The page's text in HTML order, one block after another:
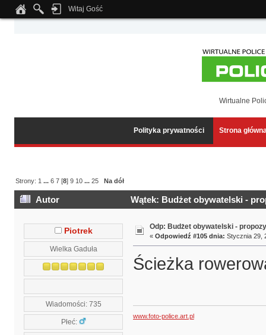
Notice: Undefined index: tapatalk_body_hook in
Witaj Gość
Wirtualne
Polityka prywatności Strona
Strony: 1 ...6 7 [8]9 10 ...25 Na dół
Autor Wątek: Budżet obywatelski -
Piotrek
Wielka Gaduła
Wiadomości: 735
Płeć:
Odp: Budżet obywatelski -
« Odpowiedź #105 dnia: Stycznia 29,
Ścieżka
www.foto-police.art.pl